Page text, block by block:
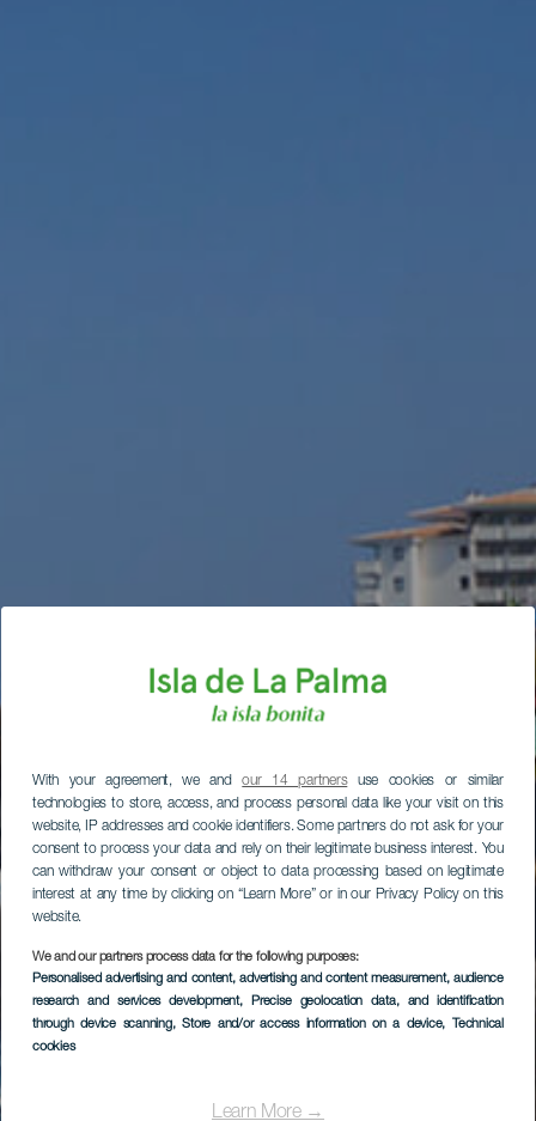
With your agreement, we andour 14 partnersuse cookies or similar
technologies to store, access, and process personal data like your visit on this
website, IP addresses and cookie identifiers. Some partners do not ask for your
consent to process your data and rely on their legitimate business interest. You
can withdraw your consent or object to data processing based on legitimate
interest at any time by clicking on “Learn More” or in our Privacy Policy on this
website.
We and our partners process data for the following purposes:
Personalised advertising and content, advertising and content measurement, audience
research and services development, Precise geolocation data, and identification
through device scanning, Store and/or access information on a device, Technical
cookies
Learn More →